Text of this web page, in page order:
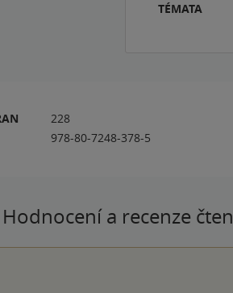
TÉMATA
228
978-80-7248-378-5
Hodnocení a recenze